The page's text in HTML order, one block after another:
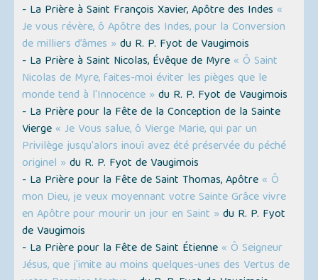
- La Prière à Saint François Xavier, Apôtre des Indes «
Je vous révère, ô Apôtre des Indes, pour la Conversion
de milliers d’âmes » du R. P. Fyot de Vaugimois
- La Prière à Saint Nicolas, Évêque de Myre « Ô Saint
Nicolas de Myre, faites-moi éviter les pièges que le
monde tend à l'Innocence » du R. P. Fyot de Vaugimois
- La Prière pour la Fête de la Conception de la Sainte
Vierge « Je Vous salue, ô Vierge Marie, qui par un
Privilège jusqu'alors inouï avez été préservée du péché
originel » du R. P. Fyot de Vaugimois
- La Prière pour la Fête de Saint Thomas, Apôtre « Ô
mon Dieu, je veux moyennant votre Sainte Grâce vivre
en Apôtre pour mourir un jour en Saint » du R. P. Fyot
de Vaugimois
- La Prière pour la Fête de Saint Étienne « Ô Seigneur
Jésus, que j'imite au moins quelques-unes des Vertus de